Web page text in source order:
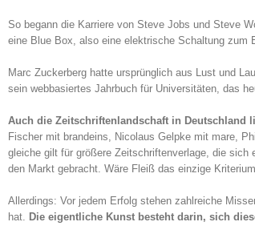
So begann die Karriere von Steve Jobs und Steve
eine Blue Box, also eine elektrische Schaltung zum
Marc Zuckerberg hatte ursprünglich aus Lust und
sein webbasiertes Jahrbuch für Universitäten, das
Auch die Zeitschriftenlandschaft in Deutschland
Fischer mit brandeins, Nicolaus Gelpke mit mare,
gleiche gilt für größere Zeitschriftenverlage, die sich
den Markt gebracht. Wäre Fleiß das einzige
Allerdings: Vor jedem Erfolg stehen zahlreiche
hat. Die eigentliche Kunst besteht darin, sich